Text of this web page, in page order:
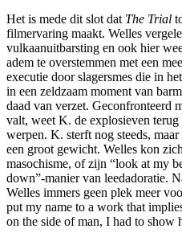
Het is mede dit slot dat The Trial
filmervaring maakt. Welles
vulkaanuitbarsting en ook hier
adem te overstemmen met een
executie door slagersmes die in
in een zeldzaam moment van
daad van verzet. Geconfronteerd
valt, weet K. de explosieven
werpen. K. sterft nog steeds,
een groot gewicht. Welles kon
masochisme, of zijn “look at my
down”-manier van leedadoratie.
Welles immers geen plek meer
put my name to a work that
on the side of man, I had to show